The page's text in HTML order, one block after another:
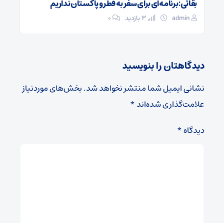
بقائی: برنامه‌ای برای سفر به قطر و پاکستان نداریم
admin ۰
دیدگاهتان را بنویسید
نشانی ایمیل شما منتشر نخواهد شد.بخش‌های موردنیاز
علامت‌گذاری شده‌اند*
دیدگاه*